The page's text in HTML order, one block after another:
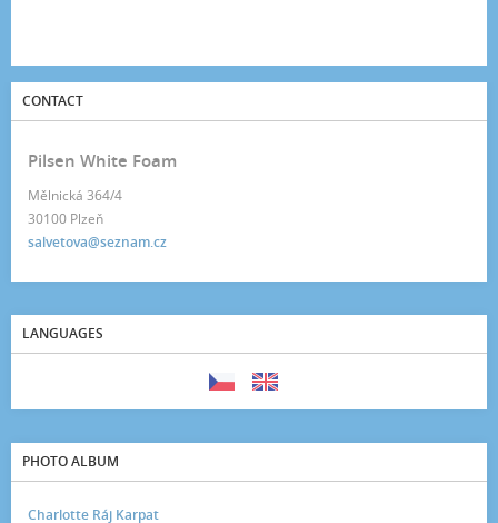
CONTACT
Pilsen White Foam
Mělnická 364/4
30100 Plzeň
salvetova@seznam.cz
LANGUAGES
PHOTO ALBUM
Charlotte Ráj Karpat